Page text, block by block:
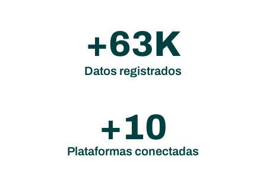
Datos registrados
+86K
Plataformas conectadas
+14